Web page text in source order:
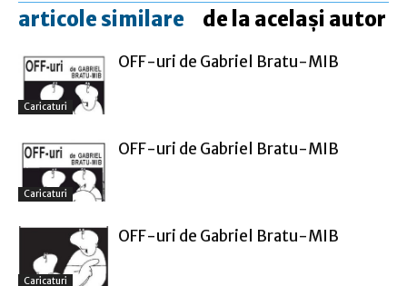
articole similare de la același autor
Caricaturi
OFF-uri de Gabriel Bratu-MIB
Caricaturi
OFF-uri de Gabriel Bratu-MIB
Caricaturi
OFF-uri de Gabriel Bratu-MIB